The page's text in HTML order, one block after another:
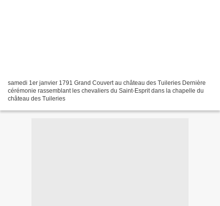
samedi 1er janvier 1791 Grand Couvert au château des Tuileries Dernière
cérémonie rassemblant les chevaliers du Saint-Esprit dans la chapelle du
château des Tuileries